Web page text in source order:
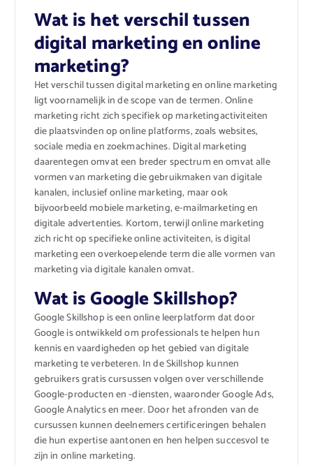
Wat is het verschil tussen
digital marketing en online
marketing?
Het verschil tussen digital marketing en online marketing
ligt voornamelijk in de scope van de termen. Online
marketing richt zich specifiek op marketingactiviteiten
die plaatsvinden op online platforms, zoals websites,
sociale media en zoekmachines. Digital marketing
daarentegen omvat een breder spectrum en omvat alle
vormen van marketing die gebruikmaken van digitale
kanalen, inclusief online marketing, maar ook
bijvoorbeeld mobiele marketing, e-mailmarketing en
digitale advertenties. Kortom, terwijl online marketing
zich richt op specifieke online activiteiten, is digital
marketing een overkoepelende term die alle vormen van
marketing via digitale kanalen omvat.
Wat is Google Skillshop?
Google Skillshop is een online leerplatform dat door
Google is ontwikkeld om professionals te helpen hun
kennis en vaardigheden op het gebied van digitale
marketing te verbeteren. In de Skillshop kunnen
gebruikers gratis cursussen volgen over verschillende
Google-producten en -diensten, waaronder Google Ads,
Google Analytics en meer. Door het afronden van de
cursussen kunnen deelnemers certificeringen behalen
die hun expertise aantonen en hen helpen succesvol te
zijn in online marketing.